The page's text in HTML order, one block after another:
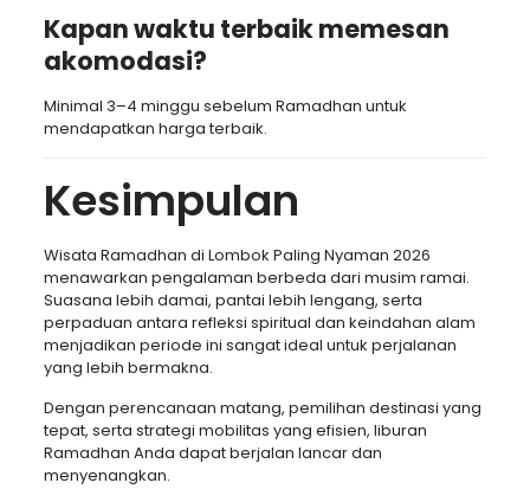
Kapan waktu terbaik memesan
akomodasi?
Minimal 3–4 minggu sebelum Ramadhan untuk
mendapatkan harga terbaik.
Kesimpulan
Wisata Ramadhan di Lombok Paling Nyaman 2026
menawarkan pengalaman berbeda dari musim ramai.
Suasana lebih damai, pantai lebih lengang, serta
perpaduan antara refleksi spiritual dan keindahan alam
menjadikan periode ini sangat ideal untuk perjalanan
yang lebih bermakna.
Dengan perencanaan matang, pemilihan destinasi yang
tepat, serta strategi mobilitas yang efisien, liburan
Ramadhan Anda dapat berjalan lancar dan
menyenangkan.